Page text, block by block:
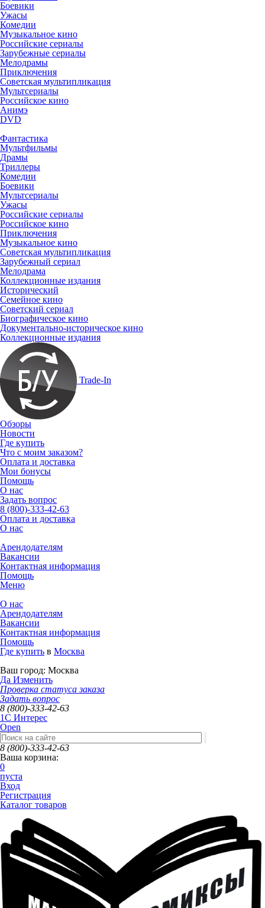
Боевики
Ужасы
Комедии
Музыкальное кино
Российские сериалы
Зарубежные сериалы
Мелодрамы
Приключения
Советская мультипликация
Мультсериалы
Российское кино
Анимэ
DVD
Фантастика
Мультфильмы
Драмы
Триллеры
Комедии
Боевики
Мультсериалы
Ужасы
Российские сериалы
Российское кино
Приключения
Музыкальное кино
Советская мультипликация
Зарубежный сериал
Мелодрама
Коллекционные издания
Исторический
Семейное кино
Советский сериал
Биографическое кино
Документально-историческое кино
Коллекционные издания
Trade-In
Обзоры
Новости
Где купить
Что с моим заказом?
Оплата и доставка
Мои бонусы
Помощь
О нас
Задать вопрос
8 (800)-333-42-63
Оплата и доставка
О нас
Арендодателям
Вакансии
Контактная информация
Помощь
Меню
О нас
Арендодателям
Вакансии
Контактная информация
Помощь
Где купить в Москва
Ваш город: Москва
Да Изменить
Проверка статуса заказа
Задать вопрос
8 (800)-333-42-63
1C Интерес
Open
8 (800)-333-42-63
Ваша корзина:
0
пуста
Вход
Регистрация
Каталог товаров